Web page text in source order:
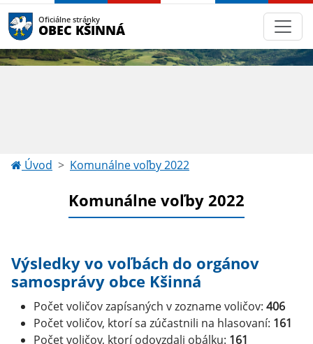
Oficiálne stránky
OBEC KŠINNÁ
Úvod Komunálne voľby 2022
Komunálne voľby 2022
Výsledky vo voľbách do orgánov
samosprávy obce Kšinná
Počet voličov zapísaných v zozname voličov: 406
Počet voličov, ktorí sa zúčastnili na hlasovaní: 161
Počet voličov, ktorí odovzdali obálku: 161